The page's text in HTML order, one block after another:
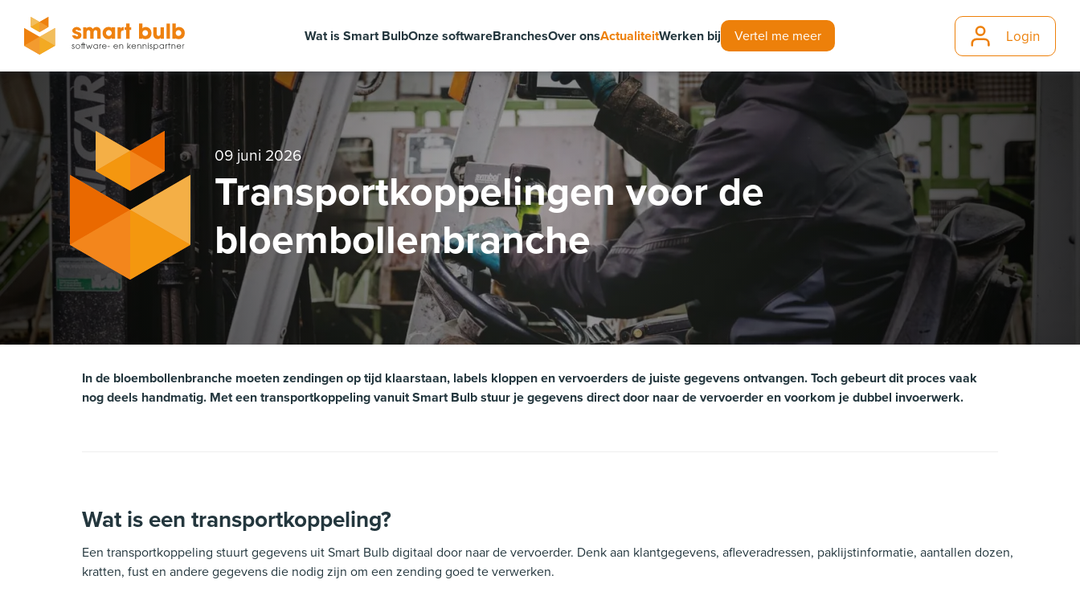
Wat is Smart BulbOnze softwareBranchesOver onsActualiteitWerken bij Vertel me meer Login
09 juni 2026
Transportkoppelingen voor de
bloembollenbranche
In de bloembollenbranche moeten zendingen op tijd klaarstaan, labels kloppen en vervoerders de juiste gegevens ontvangen. Toch gebeurt dit proces vaak
nog deels handmatig. Met een transportkoppeling vanuit Smart Bulb stuur je gegevens direct door naar de vervoerder en voorkom je dubbel invoerwerk.
Wat is een transportkoppeling?
Een transportkoppeling stuurt gegevens uit Smart Bulb digitaal door naar de vervoerder. Denk aan klantgegevens, afleveradressen, paklijstinformatie, aantallen dozen,
kratten, fust en andere gegevens die nodig zijn om een zending goed te verwerken.